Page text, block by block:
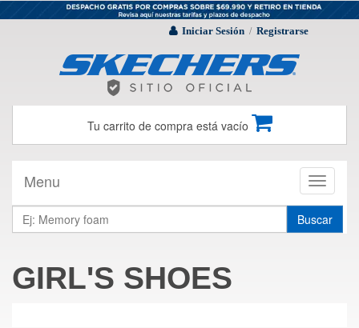
Iniciar Sesión / Registrarse
Tu carrito de compra está vacío
Toggle
Menu
Buscar
GIRL'S SHOES